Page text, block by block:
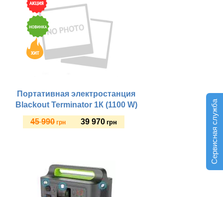
Сервисная служба
Портативная электростанция
Blackout Terminator 1К (1100 W)
45 990 грн 39 970 грн